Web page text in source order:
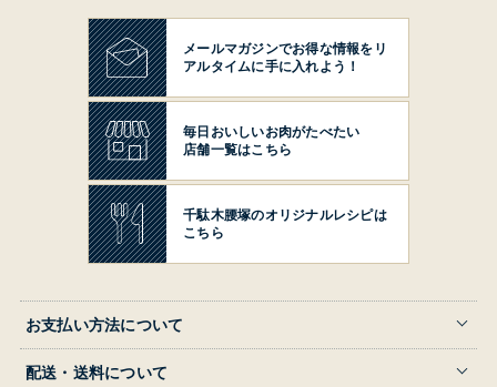
メールマガジンでお得な情報を リ
アルタイムに手に入れよう！
毎日おいしいお肉がたべたい
店舗一覧はこちら
千駄木腰塚のオリジナルレシピは
こちら
お支払い方法について
配送・送料について